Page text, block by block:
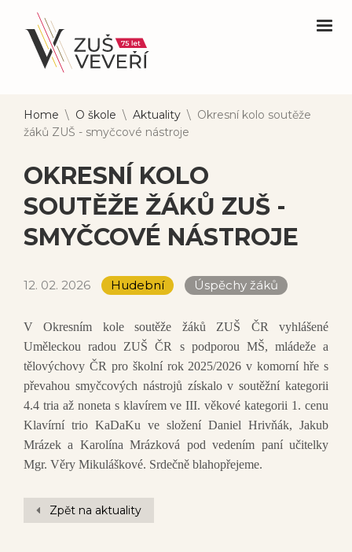
Home \ O škole \ Aktuality \ Okresní kolo soutěže
žáků ZUŠ - smyčcové nástroje
OKRESNÍ KOLO
SOUTĚŽE ŽÁKŮ ZUŠ -
SMYČCOVÉ NÁSTROJE
12. 02. 2026 Hudební Úspěchy žáků
V Okresním kole soutěže žáků ZUŠ ČR vyhlášené
Uměleckou radou ZUŠ ČR s podporou MŠ, mládeže a
tělovýchovy ČR pro školní rok 2025/2026 v komorní hře s
převahou smyčcových nástrojů získalo v soutěžní kategorii
4.4 tria až noneta s klavírem ve III. věkové kategorii 1. cenu
Klavírní trio KaDaKu ve složení Daniel Hrivňák, Jakub
Mrázek a Karolína Mrázková pod vedením paní učitelky
Mgr. Věry Mikuláškové. Srdečně blahopřejeme.
Zpět na aktuality